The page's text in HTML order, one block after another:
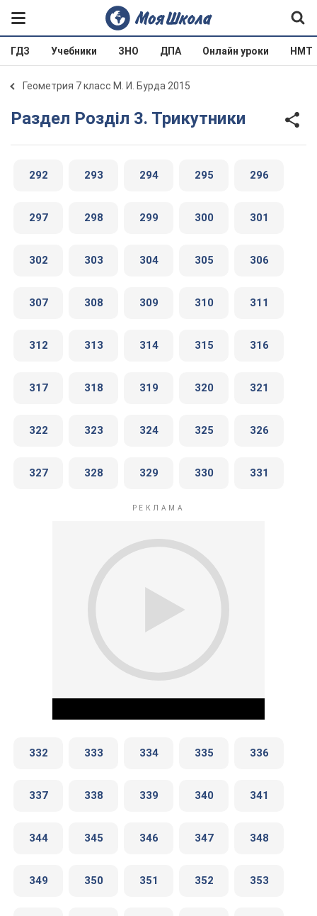
ГДЗ Учебники ЗНО ДПА Онлайн уроки НМТ
Геометрия 7 класс М. И. Бурда 2015
Раздел Розділ 3. Трикутники
292 293 294 295 296
297 298 299 300 301
302 303 304 305 306
307 308 309 310 311
312 313 314 315 316
317 318 319 320 321
322 323 324 325 326
327 328 329 330 331
Play Video
332 333 334 335 336
337 338 339 340 341
344 345 346 347 348
349 350 351 352 353